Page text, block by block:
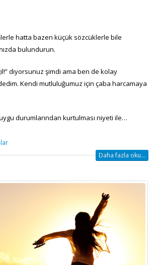
hatta bazen küçük sözcüklerle bile
bulundurun.
diyorsunuz şimdi ama ben de kolay
Kendi mutluluğumuz için çaba harcamaya
durumlarından kurtulması niyeti ile…
Daha fazla oku...